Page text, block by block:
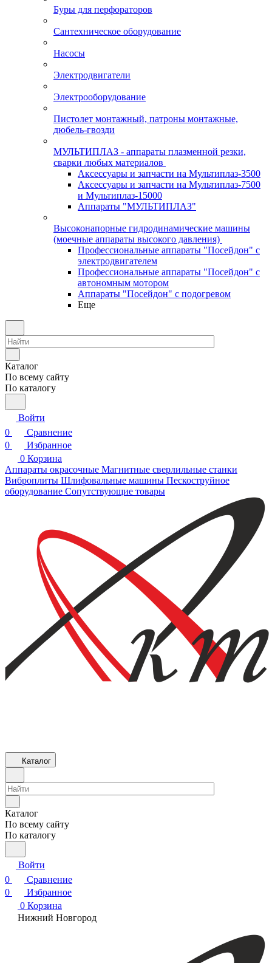
Буры для перфораторов
Сантехническое оборудование
Насосы
Электродвигатели
Электрооборудование
Пистолет монтажный, патроны монтажные,
дюбель-гвозди
МУЛЬТИПЛАЗ - аппараты плазменной резки,
сварки любых материалов
Аксессуары и запчасти на Мультиплаз-3500
Аксессуары и запчасти на Мультиплаз-7500
и Мультиплаз-15000
Аппараты "МУЛЬТИПЛАЗ"
Высоконапорные гидродинамические машины
(моечные аппараты высокого давления)
Профессиональные аппараты "Посейдон" с
электродвигателем
Профессиональные аппараты "Посейдон" с
автономным мотором
Аппараты "Посейдон" с подогревом
Еще
Каталог
По всему сайту
По каталогу
Войти
0
Сравнение
0
Избранное
0 Корзина
Аппараты окрасочные Магнитные сверлильные станки
Виброплиты Шлифовальные машины Пескоструйное
оборудование Сопутствующие товары
Каталог
Каталог
По всему сайту
По каталогу
Войти
0
Сравнение
0
Избранное
0 Корзина
Нижний Новгород